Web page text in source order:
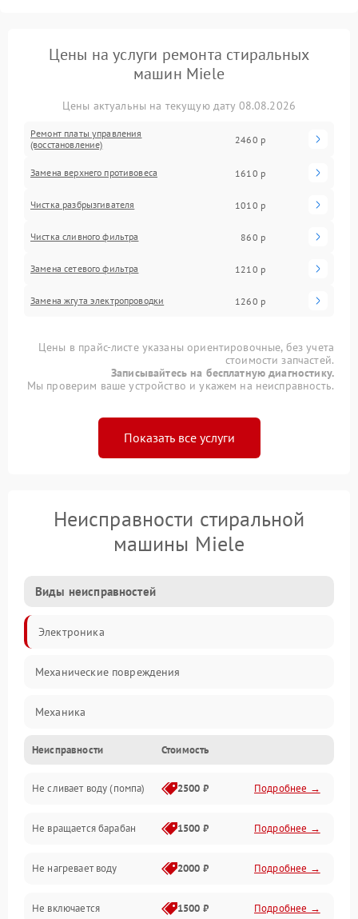
Цены на услуги ремонта стиральных
машин Miele
Цены актуальны на текущую дату 08.08.2026
Ремонт платы управления
(восстановление)
2460 р
Замена верхнего противовеса 1610 р
Чистка разбрызгивателя 1010 р
Чистка сливного фильтра 860 р
Замена сетевого фильтра 1210 р
Замена жгута электропроводки 1260 р
Цены в прайс-листе указаны ориентировочные, без учета
стоимости запчастей.
Записывайтесь на бесплатную диагностику.
Мы проверим ваше устройство и укажем на неисправность.
Показать все услуги
Неисправности стиральной
машины Miele
Виды неисправностей
Электроника
Механические повреждения
Механика
Электропитание
Водоснабжение
Слив
Программное обеспечение
Неисправности Стоимость
Не сливает воду (помпа) 2500 ₽ Подробнее →
Не вращается барабан 1500 ₽ Подробнее →
Не нагревает воду 2000 ₽ Подробнее →
Не включается 1500 ₽ Подробнее →